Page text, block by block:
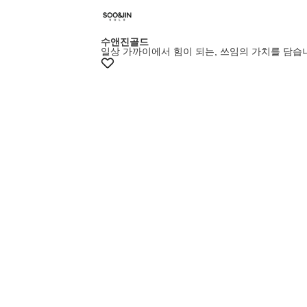
수앤진골드
일상 가까이에서 힘이 되는, 쓰임의 가치를 담습